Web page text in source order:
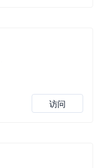
访问